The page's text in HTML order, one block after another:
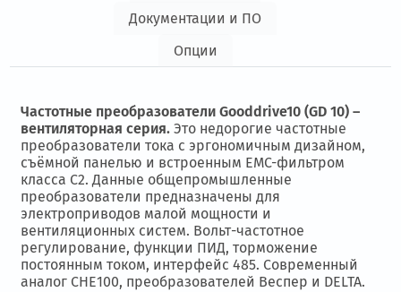
Документации и ПО
Опции
Частотные преобразователи Gooddrive10 (GD 10) –
вентиляторная серия. Это недорогие частотные
преобразователи тока с эргономичным дизайном,
съёмной панелью и встроенным ЕМС-фильтром
класса С2. Данные общепромышленные
преобразователи предназначены для
электроприводов малой мощности и
вентиляционных систем. Вольт-частотное
регулирование, функции ПИД, торможение
постоянным током, интерфейс 485. Современный
аналог CHE100, преобразователей Веспер и DELTA.